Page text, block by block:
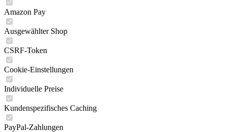
Amazon Pay
Ausgewählter Shop
CSRF-Token
Cookie-Einstellungen
Individuelle Preise
Kundenspezifisches Caching
PayPal-Zahlungen